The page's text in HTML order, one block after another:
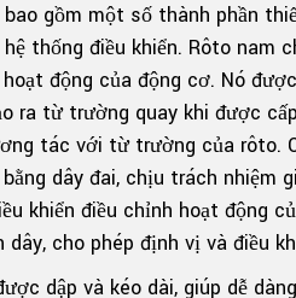
gồm một số thành phần
thống điều khiển. Rôto nam
động của động cơ. Nó
ra từ trường quay khi được
tác với từ trường của rôto.
dây đai, chịu trách nhiệm
khiển điều chỉnh hoạt động
cho phép định vị và điều
dập và kéo dài, giúp dễ